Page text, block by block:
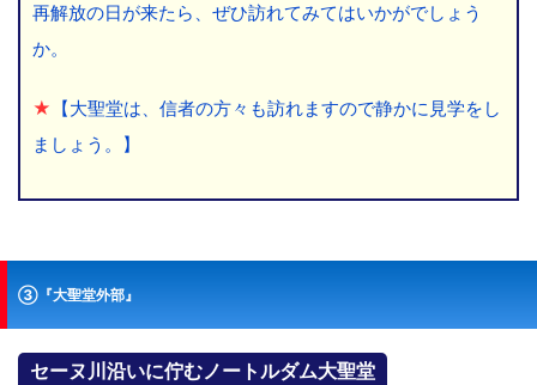
再解放の日が来たら、ぜひ訪れてみてはいかがでしょう
か。
★
【大聖堂は、信者の方々も訪れますので静かに見学をし
ましょう。】
③『大聖堂外部』
セーヌ川沿いに佇むノートルダム大聖堂